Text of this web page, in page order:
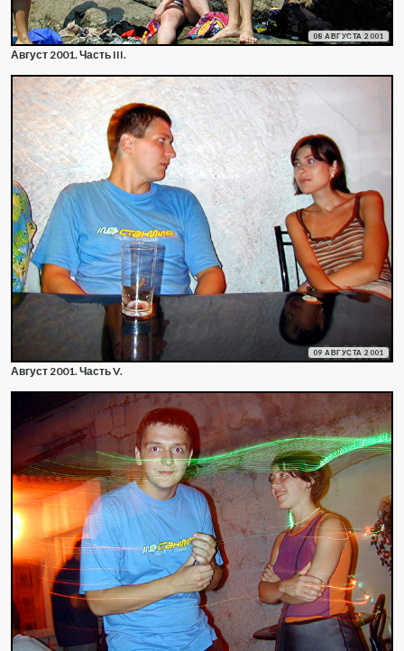
08 АВГУСТА 2001
Август 2001. Часть III.
09 АВГУСТА 2001
Август 2001. Часть V.